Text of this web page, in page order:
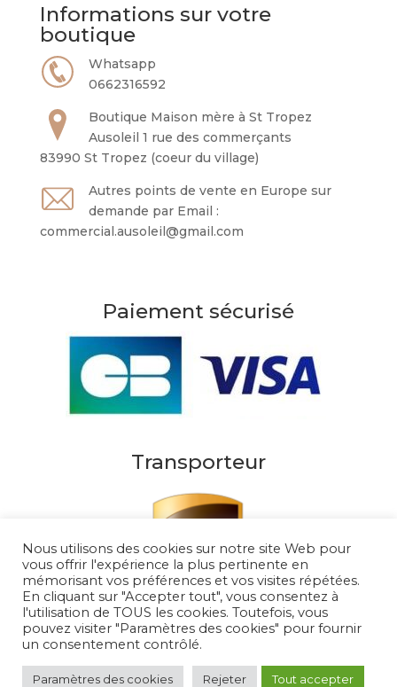
Informations sur votre
boutique
Whatsapp
0662316592
Boutique Maison mère à St Tropez
Ausoleil 1 rue des commerçants
83990 St Tropez (coeur du village)
Autres points de vente en Europe sur
demande par Email :
commercial.ausoleil@gmail.com
Paiement sécurisé
Transporteur
réservés
Nous utilisons des cookies sur notre site Web pour
vous offrir l'expérience la plus pertinente en
mémorisant vos préférences et vos visites répétées.
En cliquant sur "Accepter tout", vous consentez à
l'utilisation de TOUS les cookies. Toutefois, vous
pouvez visiter "Paramètres des cookies" pour fournir
un consentement contrôlé.
Paramètres des cookies Rejeter Tout accepter